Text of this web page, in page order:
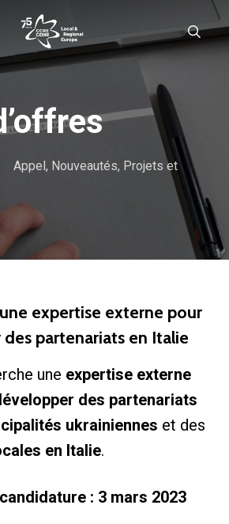
Appel, Nouveautés, Projets et
expertise externe pour
partenariats en Italie
une expertise externe
des partenariats
ukrainiennes et des
en Italie.
: 3 mars 2023